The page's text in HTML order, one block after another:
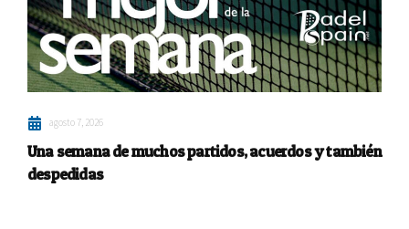
agosto 7, 2026
Una semana de muchos partidos, acuerdos y también
despedidas